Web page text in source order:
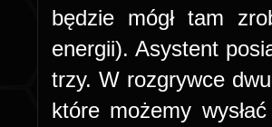
będzie mógł tam
energii). Asystent
trzy. W rozgrywce
które możemy